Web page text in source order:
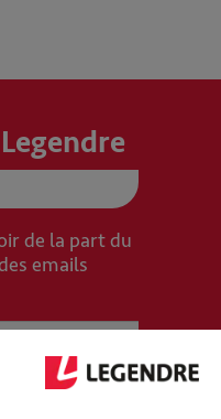
de la part du
emails